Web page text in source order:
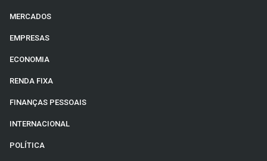
MERCADOS
EMPRESAS
ECONOMIA
RENDA FIXA
FINANÇAS PESSOAIS
INTERNACIONAL
POLÍTICA